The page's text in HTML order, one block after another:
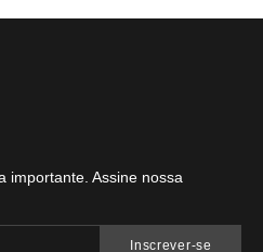
importante. Assine nossa
Inscrever-se